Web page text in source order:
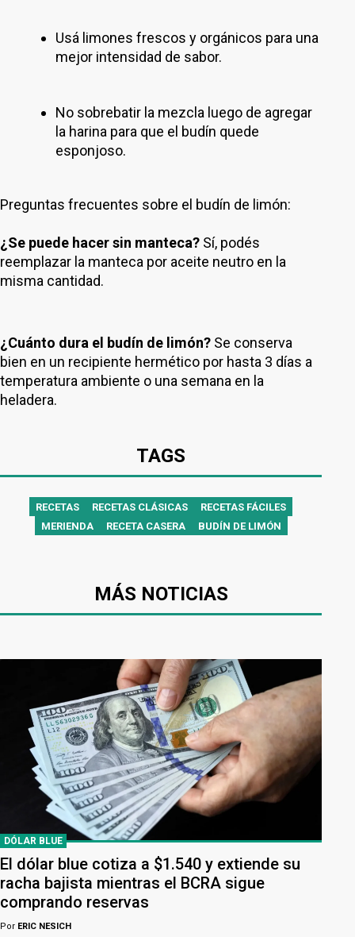
Usá limones frescos y orgánicos para una
mejor intensidad de sabor.
No sobrebatir la mezcla luego de agregar
la harina para que el budín quede
esponjoso.
Preguntas frecuentes sobre el budín de limón:
¿Se puede hacer sin manteca? Sí, podés
reemplazar la manteca por aceite neutro en la
misma cantidad.
¿Cuánto dura el budín de limón? Se conserva
bien en un recipiente hermético por hasta 3 días a
temperatura ambiente o una semana en la
heladera.
TAGS
RECETAS RECETAS CLÁSICAS
RECETAS FÁCILES
MERIENDA
RECETA CASERA BUDÍN DE LIMÓN
MÁS NOTICIAS
DÓLAR BLUE
El dólar blue cotiza a $1.540 y extiende su
racha bajista mientras el BCRA sigue
comprando reservas
Por ERIC NESICH